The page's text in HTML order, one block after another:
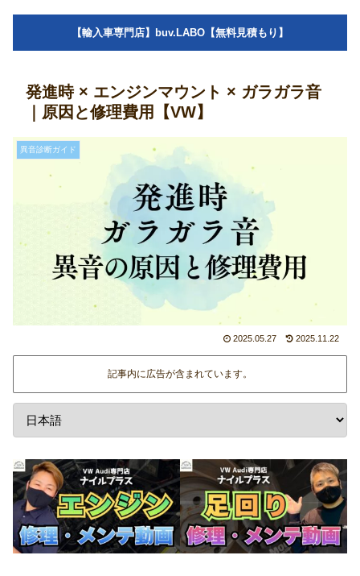
【輸入車専門店】buv.LABO【無料見積もり】
発進時 × エンジンマウント × ガラガラ音
｜原因と修理費用【VW】
異音診断ガイド
2025.05.27 2025.11.22
記事内に広告が含まれています。